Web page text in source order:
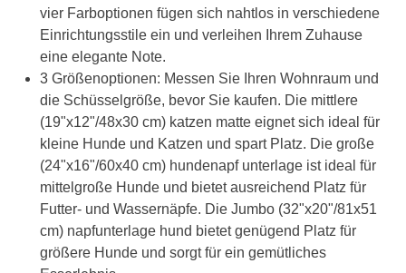
vier Farboptionen fügen sich nahtlos in verschiedene
Einrichtungsstile ein und verleihen Ihrem Zuhause
eine elegante Note.
3 Größenoptionen: Messen Sie Ihren Wohnraum und
die Schüsselgröße, bevor Sie kaufen. Die mittlere
(19"x12"/48x30 cm) katzen matte eignet sich ideal für
kleine Hunde und Katzen und spart Platz. Die große
(24"x16"/60x40 cm) hundenapf unterlage ist ideal für
mittelgroße Hunde und bietet ausreichend Platz für
Futter- und Wassernäpfe. Die Jumbo (32"x20"/81x51
cm) napfunterlage hund bietet genügend Platz für
größere Hunde und sorgt für ein gemütliches